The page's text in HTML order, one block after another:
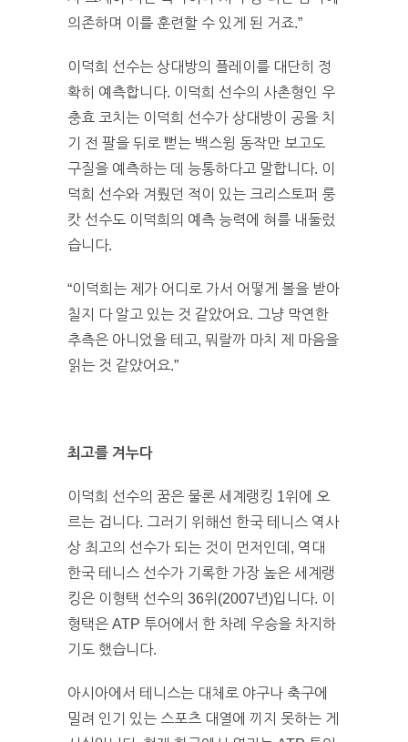
의존하며 이를 훈련할 수 있게 된 거죠.”
이덕희 선수는 상대방의 플레이를 대단히 정
확히 예측합니다. 이덕희 선수의 사촌형인 우
충효 코치는 이덕희 선수가 상대방이 공을 치
기 전 팔을 뒤로 뻗는 백스윙 동작만 보고도
구질을 예측하는 데 능통하다고 말합니다. 이
덕희 선수와 겨뤘던 적이 있는 크리스토퍼 룽
캇 선수도 이덕희의 예측 능력에 혀를 내둘렀
습니다.
“이덕희는 제가 어디로 가서 어떻게 볼을 받아
칠지 다 알고 있는 것 같았어요. 그냥 막연한
추측은 아니었을 테고, 뭐랄까 마치 제 마음을
읽는 것 같았어요.”
최고를 겨누다
이덕희 선수의 꿈은 물론 세계랭킹 1위에 오
르는 겁니다. 그러기 위해선 한국 테니스 역사
상 최고의 선수가 되는 것이 먼저인데, 역대
한국 테니스 선수가 기록한 가장 높은 세계랭
킹은 이형택 선수의 36위(2007년)입니다. 이
형택은 ATP 투어에서 한 차례 우승을 차지하
기도 했습니다.
아시아에서 테니스는 대체로 야구나 축구에
밀려 인기 있는 스포츠 대열에 끼지 못하는 게